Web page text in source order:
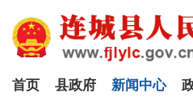
首页 县政府 新闻中心